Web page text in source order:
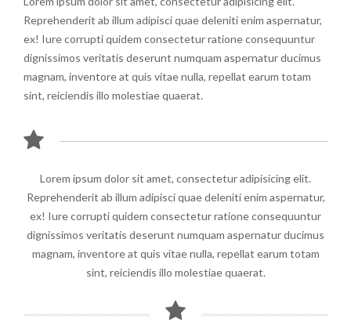
Reprehenderit ab illum adipisci quae deleniti enim aspernatur,
ex! Iure corrupti quidem consectetur ratione consequuntur
dignissimos veritatis deserunt numquam aspernatur ducimus
magnam, inventore at quis vitae nulla, repellat earum totam
sint, reiciendis illo molestiae quaerat.
Lorem ipsum dolor sit amet, consectetur adipisicing elit.
Reprehenderit ab illum adipisci quae deleniti enim aspernatur,
ex! Iure corrupti quidem consectetur ratione consequuntur
dignissimos veritatis deserunt numquam aspernatur ducimus
magnam, inventore at quis vitae nulla, repellat earum totam
sint, reiciendis illo molestiae quaerat.